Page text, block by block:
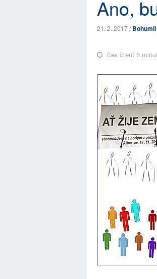
Ano,
21. 2. 2017 /
čas čtení 5